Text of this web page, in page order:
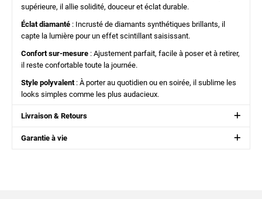
supérieure, il allie solidité, douceur et éclat durable.
Éclat diamanté : Incrusté de diamants synthétiques brillants, il
capte la lumière pour un effet scintillant saisissant.
Confort sur-mesure : Ajustement parfait, facile à poser et à retirer,
il reste confortable toute la journée.
Style polyvalent : À porter au quotidien ou en soirée, il sublime les
looks simples comme les plus audacieux.
Livraison & Retours
Garantie à vie